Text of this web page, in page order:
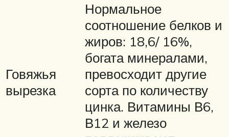
Говяжья
вырезка
Нормальное
соотношение белков и
жиров: 18,6/ 16%,
богата минералами,
превосходит другие
сорта по количеству
цинка. Витамины В6,
В12 и железо